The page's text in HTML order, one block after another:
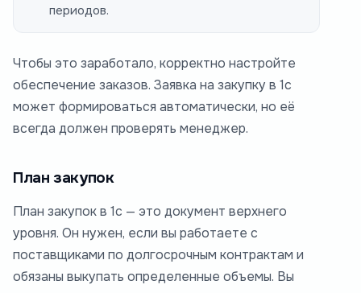
периодов.
Чтобы это заработало, корректно настройте
обеспечение заказов. Заявка на закупку в 1с
может формироваться автоматически, но её
всегда должен проверять менеджер.
План закупок
План закупок в 1с — это документ верхнего
уровня. Он нужен, если вы работаете с
поставщиками по долгосрочным контрактам и
обязаны выкупать определенные объемы. Вы